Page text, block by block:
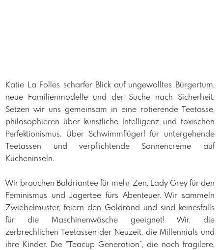
Katie La Folles scharfer Blick auf ungewolltes Bürgertum,
neue Familienmodelle und der Suche nach Sicherheit.
Setzen wir uns gemeinsam in eine rotierende Teetasse,
philosophieren über künstliche Intelligenz und toxischen
Perfektionismus. Über Schwimmflügerl für untergehende
Teetassen und verpflichtende Sonnencreme auf
Kücheninseln.
Wir brauchen Baldriantee für mehr Zen, Lady Grey für den
Feminismus und Jagertee fürs Abenteuer. Wir sammeln
Zwiebelmuster, feiern den Goldrand und sind keinesfalls
für die Maschinenwäsche geeignet! Wir, die
zerbrechlichen Teetassen der Neuzeit, die Millennials und
ihre Kinder. Die “Teacup Generation”, die noch fragilere,